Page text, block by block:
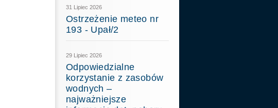
31 Lipiec 2026
Ostrzeżenie meteo nr
193 - Upał/2
29 Lipiec 2026
Odpowiedzialne
korzystanie z zasobów
wodnych –
najważniejsze